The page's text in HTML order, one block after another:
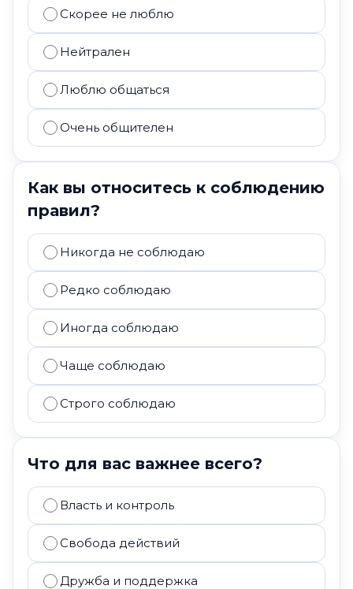
Скорее не люблю
Нейтрален
Люблю общаться
Очень общителен
Как вы относитесь к соблюдению
правил?
Никогда не соблюдаю
Редко соблюдаю
Иногда соблюдаю
Чаще соблюдаю
Строго соблюдаю
Что для вас важнее всего?
Власть и контроль
Свобода действий
Дружба и поддержка